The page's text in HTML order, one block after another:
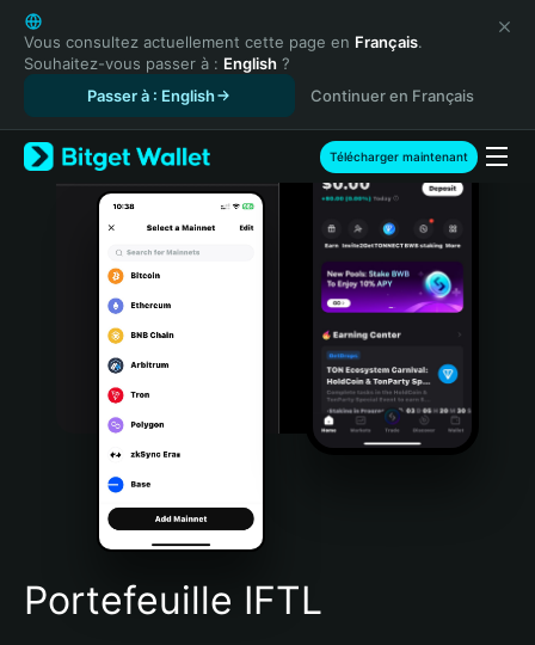
English
日本語
Tiếng Việt
Español (Latinoamérica)
Türkçe
Italiano
Português (Portugal)
Bahasa Indonesia
Português (Brasil)
Español (Argentina)
Vous consultez actuellement cette page en Français.
Souhaitez-vous passer à : English ?
Passer à : English
Continuer en Français
Télécharger maintenant
Portefeuille IFTL